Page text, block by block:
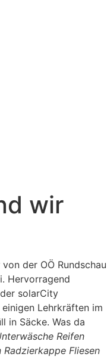
wir
der OÖ Rundschau
Hervorragend
solarCity
Lehrkräften im
in Säcke. Was da
Reifen
Fliesen